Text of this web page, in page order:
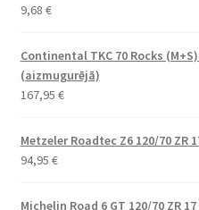
9,68 €
Continental TKC 70 Rocks (M+S)
(aizmugurējā)
167,95 €
Metzeler Roadtec Z6 120/70 ZR
94,95 €
Michelin Road 6 GT 120/70 ZR